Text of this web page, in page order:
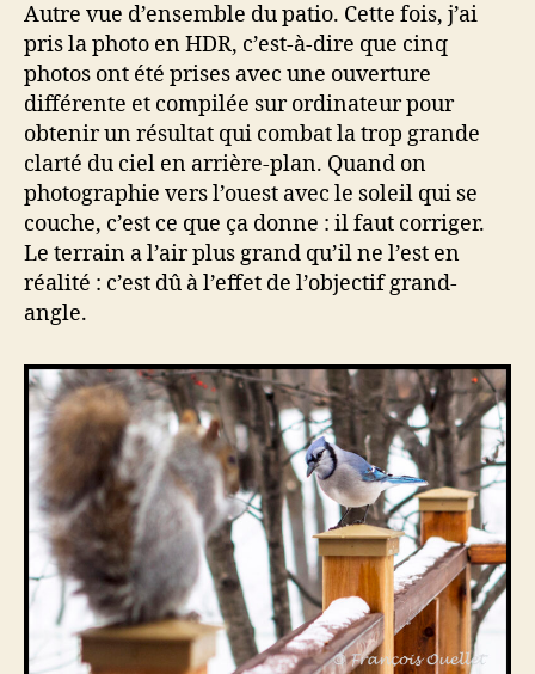
Autre vue d’ensemble du patio. Cette fois, j’ai
pris la photo en HDR, c’est-à-dire que cinq
photos ont été prises avec une ouverture
différente et compilée sur ordinateur pour
obtenir un résultat qui combat la trop grande
clarté du ciel en arrière-plan. Quand on
photographie vers l’ouest avec le soleil qui se
couche, c’est ce que ça donne : il faut corriger.
Le terrain a l’air plus grand qu’il ne l’est en
réalité : c’est dû à l’effet de l’objectif grand-
angle.